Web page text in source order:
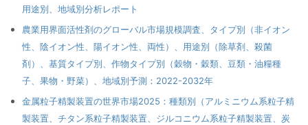
用途別、地域別分析レポート
農業用界面活性剤のグローバル市場規模調査、タイプ別（非イオン
性、陰イオン性、陽イオン性、両性）、用途別（除草剤、殺菌
剤）、基質タイプ別、作物タイプ別（穀物・穀類、豆類・油糧種
子、果物・野菜）、地域別予測：2022-2032年
金属粒子精製装置の世界市場2025：種類別（アルミニウム系粒子精
製装置、チタン系粒子精製装置、ジルコニウム系粒子精製装置、炭